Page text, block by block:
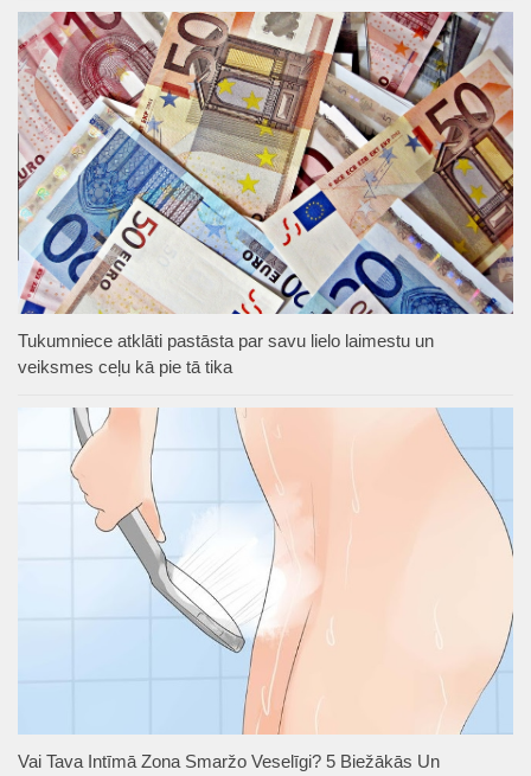
Tukumniece atklāti pastāsta par savu lielo laimestu un
veiksmes ceļu kā pie tā tika
Vai Tava Intīmā Zona Smaržo Veselīgi? 5 Biežākās Un